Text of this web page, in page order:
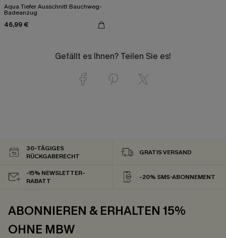
Aqua Tiefer Ausschnitt Bauchweg-
Badeanzug
46,99 €
Gefällt es Ihnen? Teilen Sie es!
30-TÄGIGES
RÜCKGABERECHT
GRATIS VERSAND
-15% NEWSLETTER-
RABATT
-20% SMS-ABONNEMENT
ABONNIEREN & ERHALTEN 15%
OHNE MBW